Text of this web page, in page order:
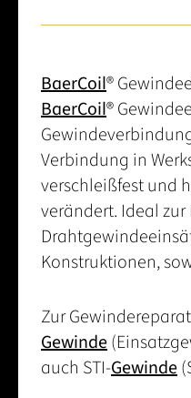
BaerCoil®
BaerCoil®
Verbindung in
verschleißfest und
verändert. Ideal
Konstruktionen,
Zur
Gewinde
auch STI-Gewinde